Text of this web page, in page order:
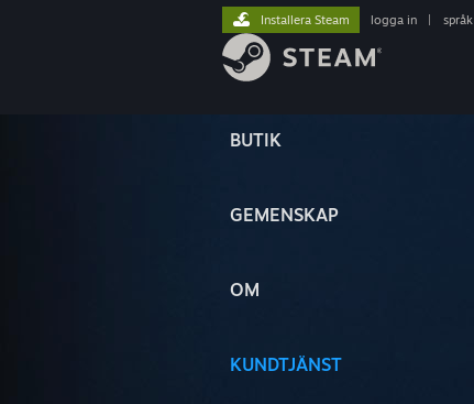
BUTIK
GEMENSKAP
OM
KUNDTJÄNST
Installera Steam logga in språk